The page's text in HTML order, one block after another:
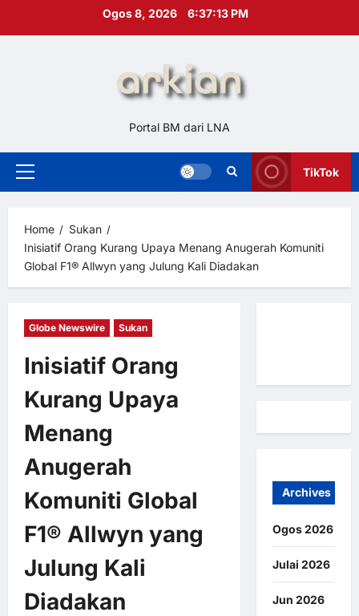
Ogos 8, 2026 6:37:14 PM
Portal BM dari LNA
Primary
TikTok
Home
Sukan
Inisiatif Orang Kurang Upaya Menang Anugerah Komuniti
Global F1® Allwyn yang Julung Kali Diadakan
Globe Newswire Sukan
Inisiatif Orang
Kurang Upaya
Menang
Anugerah
Komuniti Global
F1® Allwyn yang
Julung Kali
Diadakan
Archives
Ogos 2026
Julai 2026
Jun 2026